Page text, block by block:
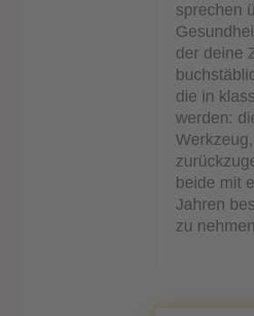
sprechen
der deine
die in
werden:
beide mit
Jahren
zu